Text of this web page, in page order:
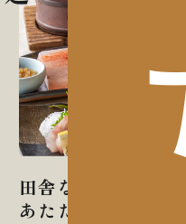
田舎ならではの
あたたかいお食事